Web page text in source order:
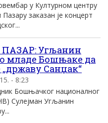
у Културном центру
заказан је концерт
Угљанин
младе Бошњаке да
„државу Санџак“
- 8:23
Бошњачког националног
Сулејман Угљанин